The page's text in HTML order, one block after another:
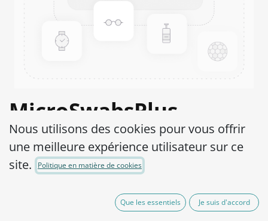
MicroSwabsPlus
Candida glabrata
ATCC® 66032™
hors TVA
Nous utilisons des cookies pour vous offrir
une meilleure expérience utilisateur sur ce
site.
Politique en matière de cookies
Que les essentiels Je suis d'accord